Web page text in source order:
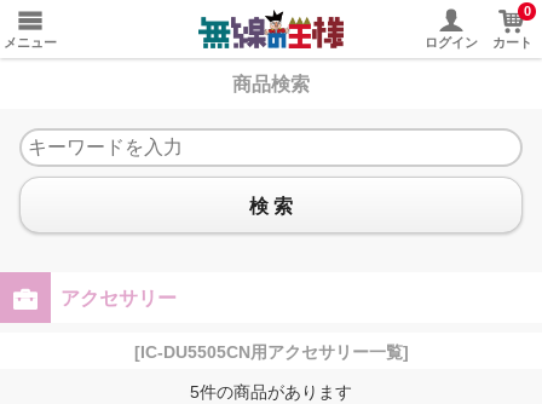
メニュー ログイン
0
カート
商品検索
検 索
アクセサリー
[IC-DU5505CN用アクセサリー一覧]
5件の商品があります